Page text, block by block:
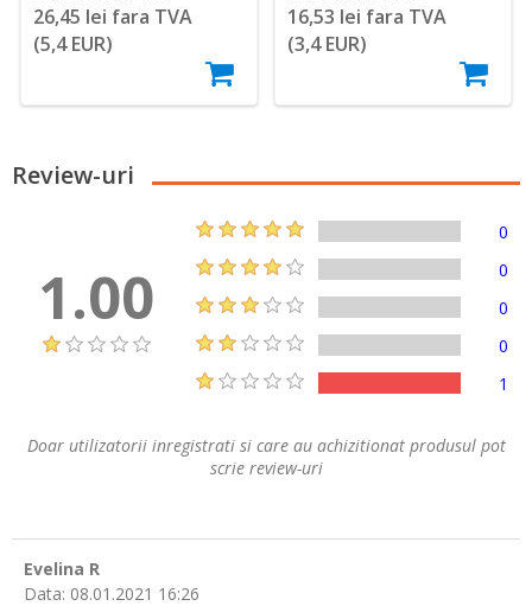
26,45 lei fara TVA
(5,4 EUR)
16,53 lei fara TVA
(3,4 EUR)
Review-uri
1.00
0
0
0
0
1
Doar utilizatorii inregistrati si care au achizitionat produsul pot
scrie review-uri
Evelina R
Data: 08.01.2021 16:26